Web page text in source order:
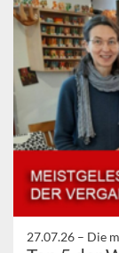
27.07.26 – Die